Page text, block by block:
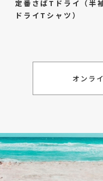
定番さばTドライ（半
ドライTシャツ）
オンラ